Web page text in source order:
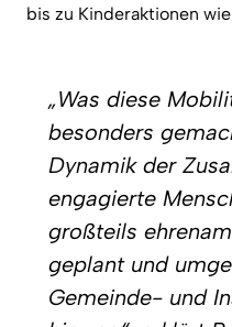
bis zu Kinderaktionen
„Was diese
besonders
Dynamik der
engagierte
großteils
geplant und
Gemeinde- und